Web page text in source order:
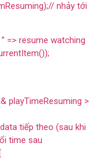
nhảy tới
=> resume watching
playTimeResuming >
tiếp theo (sau khi
time sau